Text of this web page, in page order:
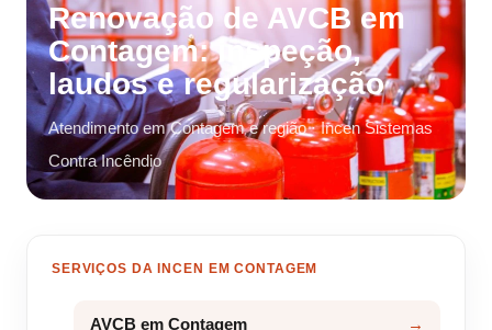
Renovação de AVCB em
Contagem: inspeção,
laudos e regularização
Atendimento em Contagem e região · Incen Sistemas
Contra Incêndio
SERVIÇOS DA INCEN EM CONTAGEM
AVCB em Contagem